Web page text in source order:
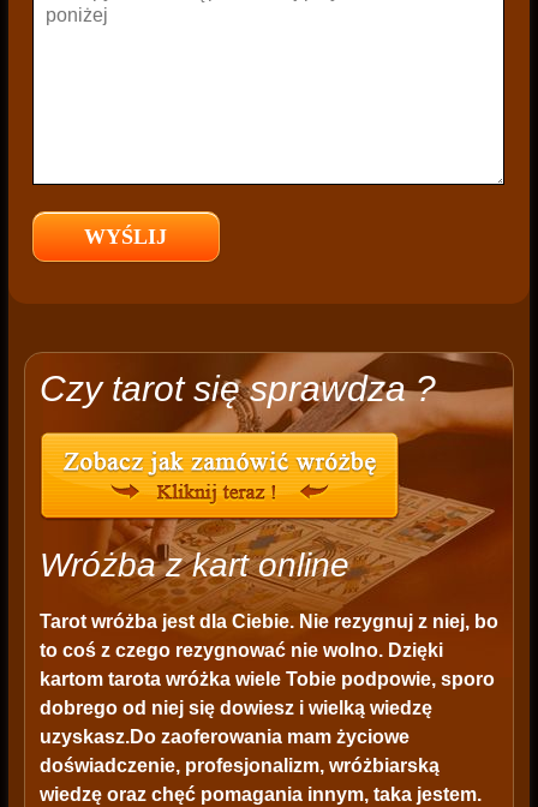
Czy tarot się sprawdza ?
Wróżba z kart online
Tarot wróżba jest dla Ciebie. Nie rezygnuj z niej, bo
to coś z czego rezygnować nie wolno. Dzięki
kartom tarota wróżka wiele Tobie podpowie, sporo
dobrego od niej się dowiesz i wielką wiedzę
uzyskasz.Do zaoferowania mam życiowe
doświadczenie, profesjonalizm, wróżbiarską
wiedzę oraz chęć pomagania innym, taka jestem.